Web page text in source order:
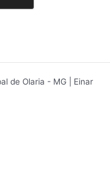
de Olaria - MG | Einar